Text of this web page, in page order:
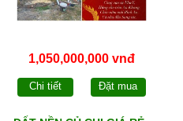
1,050,000,000 vnđ
Chi tiết Đặt mua